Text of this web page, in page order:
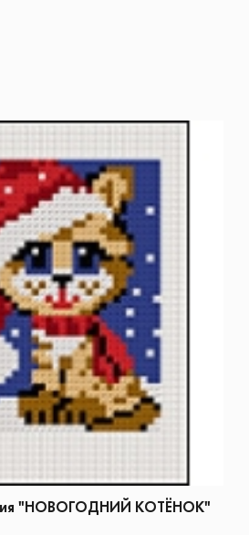
"НОВОГОДНИЙ КОТЁНОК"